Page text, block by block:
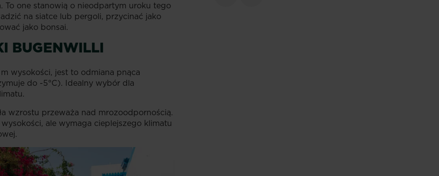
one stanowią o nieodpartym uroku tego
na siatce lub pergoli, przycinać jako
jako bonsai.
BUGENWILLI
wysokości, jest to odmiana pnąca
do -5°C). Idealny wybór dla
wzrostu przeważa nad mrozoodpornością.
ale wymaga cieplejszego klimatu